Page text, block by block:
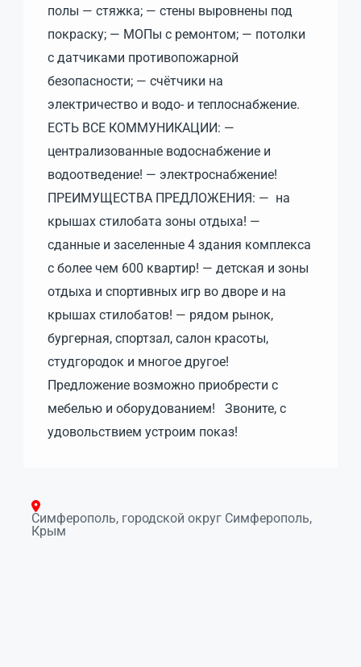
полы — стяжка; — стены выровнены под
покраску; — МОПы с ремонтом; — потолки
с датчиками противопожарной
безопасности; — счётчики на
электричество и водо- и теплоснабжение.
ЕСТЬ ВСЕ КОММУНИКАЦИИ: —
централизованные водоснабжение и
водоотведение! — электроснабжение!
ПРЕИМУЩЕСТВА ПРЕДЛОЖЕНИЯ: — на
крышах стилобата зоны отдыха! —
сданные и заселенные 4 здания комплекса
с более чем 600 квартир! — детская и зоны
отдыха и спортивных игр во дворе и на
крышах стилобатов! — рядом рынок,
бургерная, спортзал, салон красоты,
студгородок и многое другое!
Предложение возможно приобрести с
мебелью и оборудованием! Звоните, с
удовольствием устроим показ!
Симферополь, городской округ Симферополь,
Крым